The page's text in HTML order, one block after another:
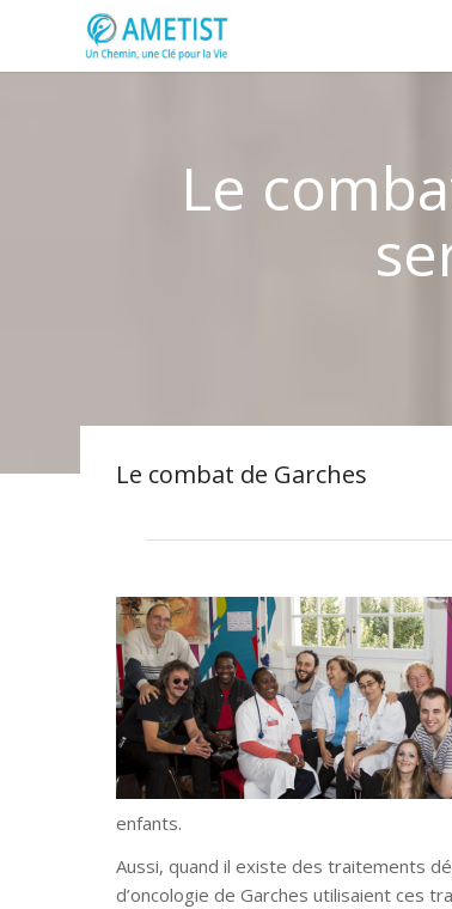
Le
Le combat de Garches
enfants.
Aussi, quand il existe des traitements
d’oncologie de Garches utilisaient ces